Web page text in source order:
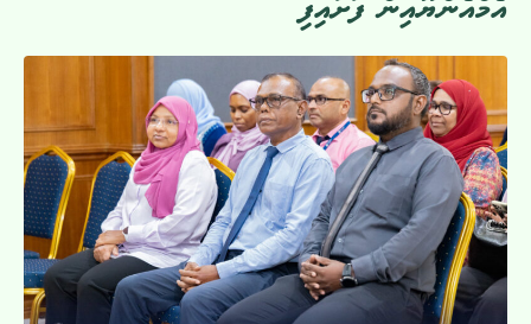
އެމްއެންޔޫއިން ފަށައިފި